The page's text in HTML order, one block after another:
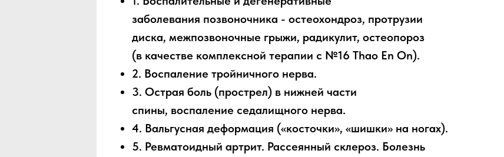
заболевания позвоночника - остеохондроз, протрузии
диска, межпозвоночные грыжи, радикулит, остеопороз
(в качестве комплексной терапии с №16 Thao En On).
2. Воспаление тройничного нерва.
3. Острая боль (прострел) в нижней части
спины, воспаление седалищного нерва.
4. Вальгусная деформация («косточки», «шишки» на ногах).
5. Ревматоидный артрит. Рассеянный склероз. Болезнь